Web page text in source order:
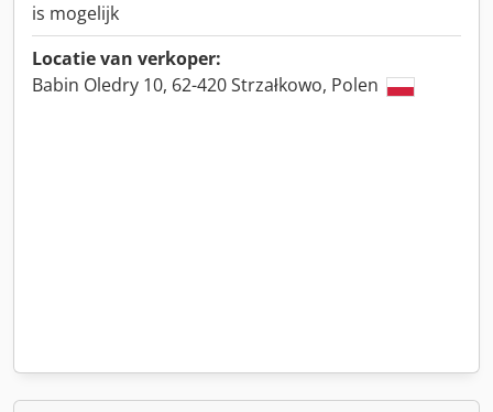
is mogelijk
Locatie van verkoper:
Babin Oledry 10, 62-420 Strzałkowo, Polen